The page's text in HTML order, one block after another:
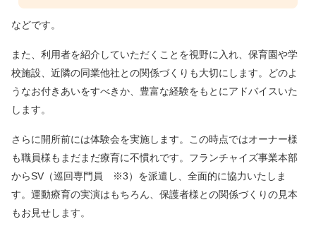
などです。
また、利用者を紹介していただくことを視野に入れ、保育園や学
校施設、近隣の同業他社との関係づくりも大切にします。どのよ
うなお付きあいをすべきか、豊富な経験をもとにアドバイスいた
します。
さらに開所前には体験会を実施します。この時点ではオーナー様
も職員様もまだまだ療育に不慣れです。フランチャイズ事業本部
からSV（巡回専門員 ※3）を派遣し、全面的に協力いたしま
す。運動療育の実演はもちろん、保護者様との関係づくりの見本
もお見せします。